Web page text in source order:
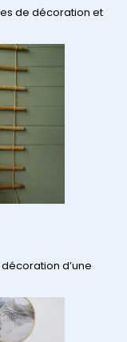
de décoration et
d’une